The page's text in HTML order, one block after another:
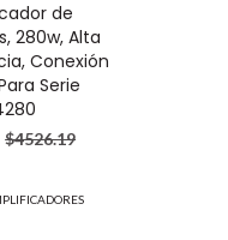
de
280w, Alta
Conexión
Serie
$4526.19